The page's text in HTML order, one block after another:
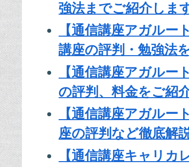
強法までご紹介しま
【通信講座アガルー
講座の評判・勉強法
【通信講座アガルー
の評判、料金をご紹
【通信講座アガルー
座の評判など徹底解
【通信講座キャリ